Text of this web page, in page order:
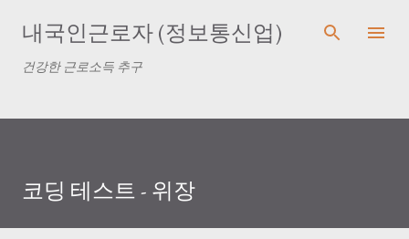
내국인근로자 (정보통신업)
건강한 근로소득 추구
코딩 테스트 - 위장